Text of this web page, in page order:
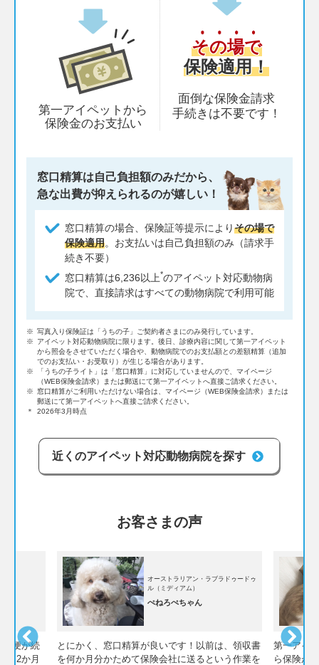
第一アイペットから
保険金のお支払い
その場で
保険適用！
面倒な保険金請求
手続きは不要です！
窓口精算は自己負担額のみだから、
急な出費が抑えられるのが嬉しい！
窓口精算の場合、保険証等提示によりその場で
保険適用。お支払いは自己負担額のみ（請求手
続き不要）
窓口精算は6,236以上*のアイペット対応動物病
院で、直接請求はすべての動物病院で利用可能
※ 写真入り保険証は「うちの子」ご契約者さまにのみ発行しています。
※
アイペット対応動物病院に限ります。後日、診療内容に関して第一アイペット
から照会をさせていただく場合や、動物病院でのお支払額との差額精算（追加
でのお支払い・お受取り）が生じる場合があります。
※
「うちの子ライト」は「窓口精算」に対応していませんので、マイページ
（WEB保険金請求）または郵送にて第一アイペットへ直接ご請求ください。
※
窓口精算がご利用いただけない場合は、マイページ（WEB保険金請求）または
郵送にて第一アイペットへ直接ご請求ください。
＊
2026年3月時点
近くのアイペット対応動物病院を探す
お客さまの声
血便が続
、2か月
オーストラリアン・ラブラドゥードゥ
ル（ミディアム）
ぺねろぺちゃん
とにかく、窓口精算が良いです！以前は、領収書
を何か月分かためて保険会社に送るという作業を
第一アイ
ら保険が